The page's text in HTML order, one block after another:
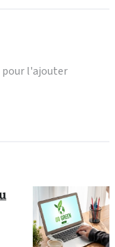
l'ajouter